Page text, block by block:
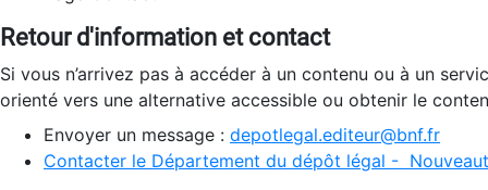
Retour d'information et contact
Si vous n’arrivez pas à accéder à un contenu ou à un
orienté vers une alternative accessible ou obtenir le
Envoyer un message : depotlegal.editeur@bnf.fr
Contacter le Département du dépôt légal -